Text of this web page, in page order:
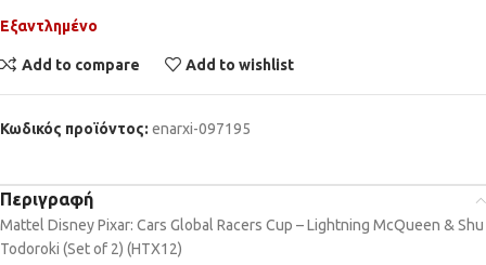
Εξαντλημένο
Add to compare Add to wishlist
Κωδικός προϊόντος: enarxi-097195
Περιγραφή
Mattel Disney Pixar: Cars Global Racers Cup – Lightning McQueen & Shu
Todoroki (Set of 2) (HTX12)